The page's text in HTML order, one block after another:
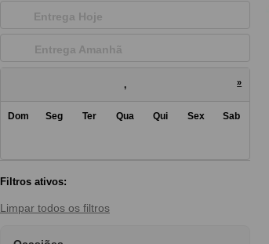
Entrega Hoje
Entrega Amanh
, »
Dom Seg Ter Qua Qui Sex Sab
Filtros ativos:
Limpar todos os filtros